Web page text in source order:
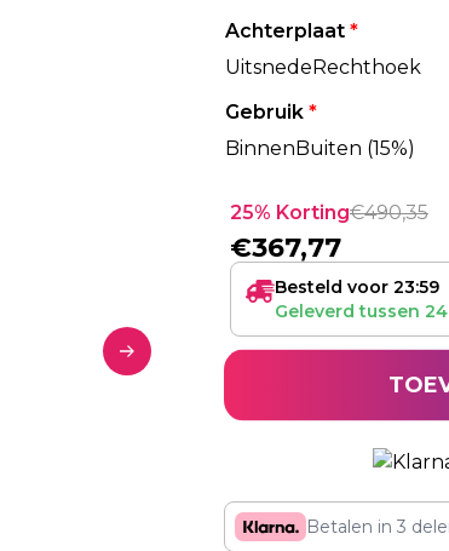
Achterplaat *
Uitsnede Rechthoek
Gebruik *
BinnenBuiten (15%)
25% Korting€490,35
€367,77
Besteld voor 23:59
Geleverd tussen
Betalen in 3